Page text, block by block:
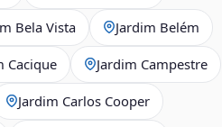
Bela Vista Jardim Belém
Cacique Jardim Campestre
Jardim Carlos Cooper